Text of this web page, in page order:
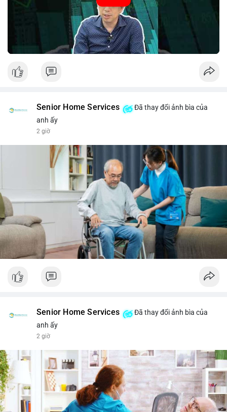
#whalemove #vilanh #btcmempool
Senior Home Services
Đã thay đổi ảnh bìa của
anh ấy
2 giờ
Senior Home Services
Đã thay đổi ảnh bìa của
anh ấy
2 giờ